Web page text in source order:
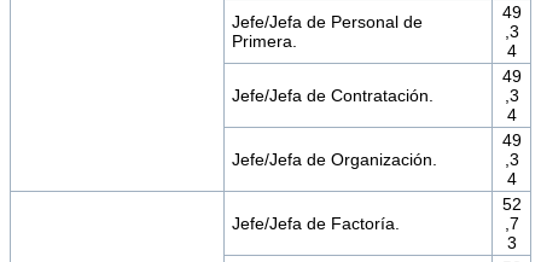
Jefe/Jefa de Personal de
Primera.
49
,3
4
Jefe/Jefa de Contratación.
49
,3
4
Jefe/Jefa de Organización.
49
,3
4
Jefe/Jefa de Factoría.
52
,7
3